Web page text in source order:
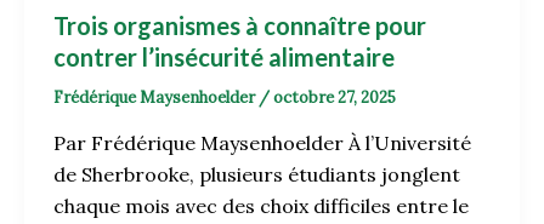
Trois organismes à connaître pour
contrer l’insécurité alimentaire
Frédérique Maysenhoelder /octobre 27, 2025
Par Frédérique Maysenhoelder À l’Université
de Sherbrooke, plusieurs étudiants jonglent
chaque mois avec des choix difficiles entre le